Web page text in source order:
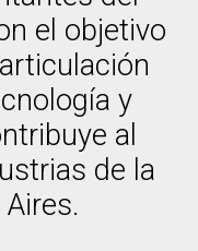
el objetivo
y
al
de la